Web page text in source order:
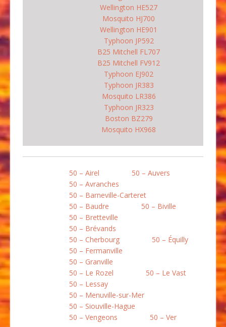
Wellington HE527
Mosquito HJ700
Wellington HE901
Typhoon JP592
B25 Mitchell FL707
B25 Mitchell FV912
Typhoon EJ902
Typhoon JR383
Mosquito LR386
Typhoon JR323
Boston BZ279
Mosquito HX968
50 – Airel
50 – Auvers
50 – Avranches
50 – Barneville-Carteret
50 – Baudre
50 – Biville
50 – Bretteville
50 – Brévands
50 – Cherbourg
50 – Équilly
50 – Fermanville
50 – Granville
50 – Le Rozel
50 – Le Vast
50 – Lessay
50 – Menuville-sur-Mer
50 – Siouville-Hague
50 – Vengeons
50 – Ver